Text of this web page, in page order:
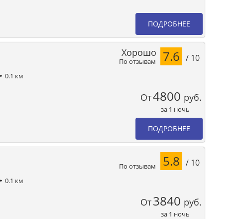
ПОДРОБНЕЕ
0.1 км
По отзывам
Хорошо 7.6 / 10
От4800 руб.
за 1 ночь
ПОДРОБНЕЕ
0.1 км
По отзывам 5.8 / 10
От3840 руб.
за 1 ночь